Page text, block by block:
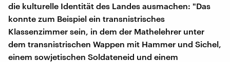
die kulturelle Identität des Landes ausmachen: "Das
konnte zum Beispiel ein transnistrisches
Klassenzimmer sein, in dem der Mathelehrer unter
dem transnistrischen Wappen mit Hammer und Sichel,
einem sowjetischen Soldateneid und einem